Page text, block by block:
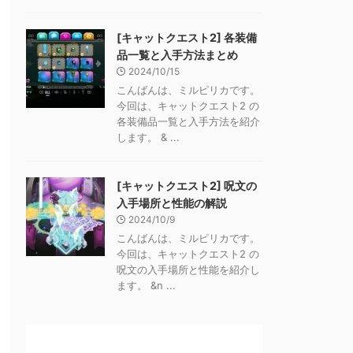
[キャットクエスト2] 各装備
品一覧と入手方法まとめ
2024/10/15
こんばんは、ミルピリカです。
今回は、キャットクエスト2 の
各装備品一覧と入手方法を紹介
します。 & ...
[キャットクエスト2] 呪文の
入手場所と性能の解説
2024/10/9
こんばんは、ミルピリカです。
今回は、キャットクエスト2 の
呪文の入手場所と性能を紹介し
ます。 &n ...